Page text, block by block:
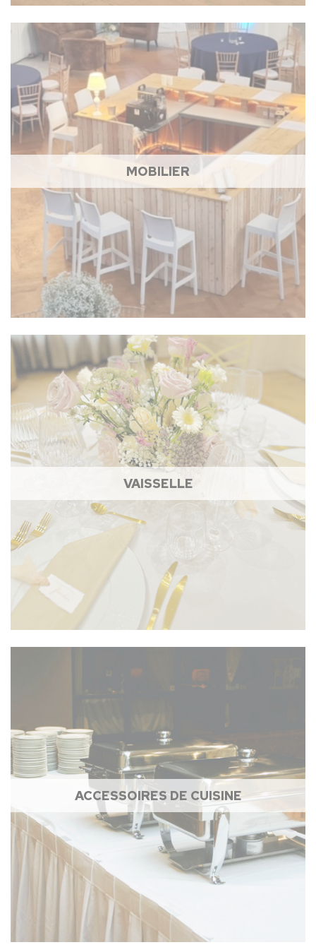
MOBILIER
VAISSELLE
ACCESSOIRES DE CUISINE